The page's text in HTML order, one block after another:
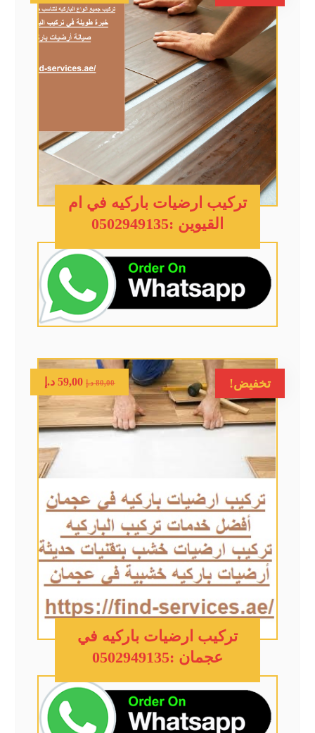
تركيب ارضيات باركيه في ام
القيوين :0502949135
تخفيض!
تركيب ارضيات باركيه في
عجمان :0502949135
80,00 د.إ 59,00 د.إ